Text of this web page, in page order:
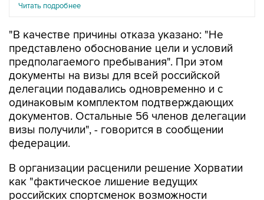
Читать подробнее
"В качестве причины отказа указано: "Не
представлено обоснование цели и условий
предполагаемого пребывания". При этом
документы на визы для всей российской
делегации подавались одновременно и с
одинаковым комплектом подтверждающих
документов. Остальные 56 членов делегации
визы получили", - говорится в сообщении
федерации.
В организации расценили решение Хорватии
как "фактическое лишение ведущих
российских спортсменок возможности